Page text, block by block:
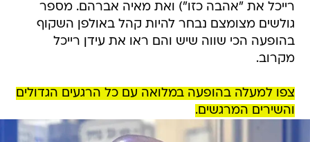
רייכל את "אהבה כזו") ואת מאיה אברהם. מספר
גולשים מצומצם נבחר להיות קהל באולפן השקוף
בהופעה הכי שווה שיש והם ראו את עידן רייכל
מקרוב.
צפו למעלה בהופעה במלואה עם כל הרגעים הגדולים
והשירים המרגשים.